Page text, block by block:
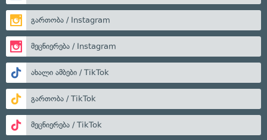
გართობა / Instagram
მეცნიერება / Instagram
ახალი ამბები / TikTok
გართობა / TikTok
მეცნიერება / TikTok